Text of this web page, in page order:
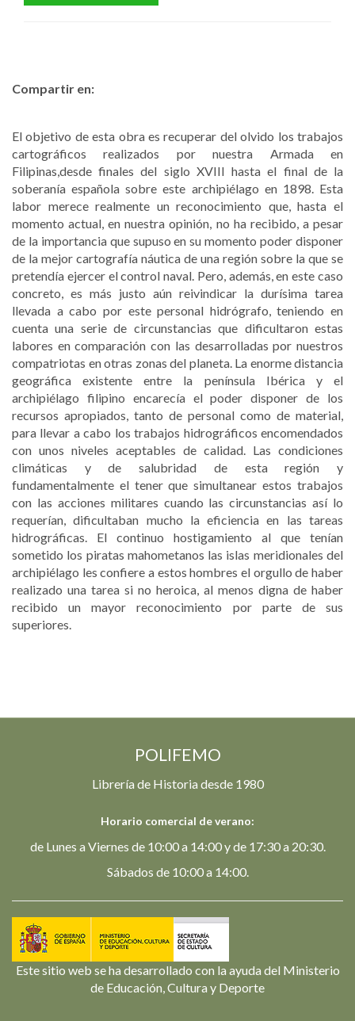
Compartir en:
El objetivo de esta obra es recuperar del olvido los trabajos
cartográficos realizados por nuestra Armada en
Filipinas,desde finales del siglo XVIII hasta el final de la
soberanía española sobre este archipiélago en 1898. Esta
labor merece realmente un reconocimiento que, hasta el
momento actual, en nuestra opinión, no ha recibido, a pesar
de la importancia que supuso en su momento poder disponer
de la mejor cartografía náutica de una región sobre la que se
pretendía ejercer el control naval. Pero, además, en este caso
concreto, es más justo aún reivindicar la durísima tarea
llevada a cabo por este personal hidrógrafo, teniendo en
cuenta una serie de circunstancias que dificultaron estas
labores en comparación con las desarrolladas por nuestros
compatriotas en otras zonas del planeta. La enorme distancia
geográfica existente entre la península Ibérica y el
archipiélago filipino encarecía el poder disponer de los
recursos apropiados, tanto de personal como de material,
para llevar a cabo los trabajos hidrográficos encomendados
con unos niveles aceptables de calidad. Las condiciones
climáticas y de salubridad de esta región y
fundamentalmente el tener que simultanear estos trabajos
con las acciones militares cuando las circunstancias así lo
requerían, dificultaban mucho la eficiencia en las tareas
hidrográficas. El continuo hostigamiento al que tenían
sometido los piratas mahometanos las islas meridionales del
archipiélago les confiere a estos hombres el orgullo de haber
realizado una tarea si no heroica, al menos digna de haber
recibido un mayor reconocimiento por parte de sus
superiores.
POLIFEMO
Librería de Historia desde 1980
Horario comercial de verano:
de Lunes a Viernes de 10:00 a 14:00 y de 17:30 a 20:30.
Sábados de 10:00 a 14:00.
Este sitio web se ha desarrollado con la ayuda del Ministerio
de Educación, Cultura y Deporte